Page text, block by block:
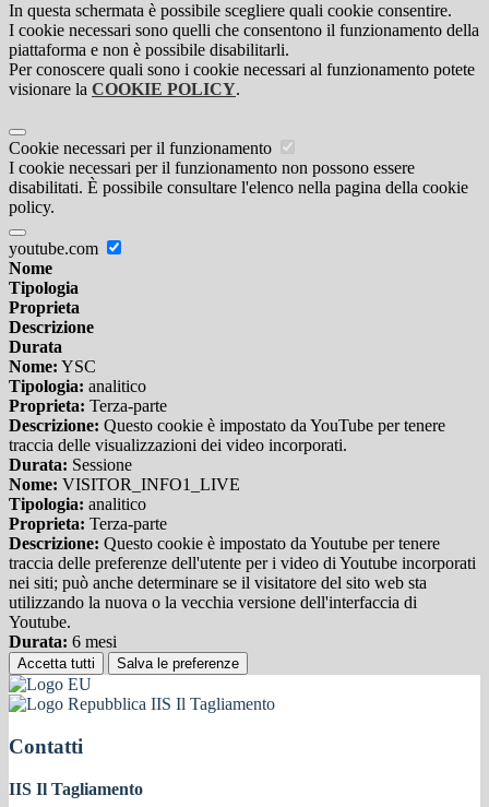
In questa schermata è possibile scegliere quali cookie consentire.
I cookie necessari sono quelli che consentono il funzionamento della
piattaforma e non è possibile disabilitarli.
Per conoscere quali sono i cookie necessari al funzionamento potete
visionare la COOKIE POLICY.
Cookie necessari per il funzionamento
I cookie necessari per il funzionamento non possono essere
disabilitati. È possibile consultare l'elenco nella pagina della cookie
policy.
youtube.com
Nome
Tipologia
Proprieta
Descrizione
Durata
Nome: YSC
Tipologia: analitico
Proprieta: Terza-parte
Descrizione: Questo cookie è impostato da YouTube per tenere
traccia delle visualizzazioni dei video incorporati.
Durata: Sessione
Nome: VISITOR_INFO1_LIVE
Tipologia: analitico
Proprieta: Terza-parte
Descrizione: Questo cookie è impostato da Youtube per tenere
traccia delle preferenze dell'utente per i video di Youtube incorporati
nei siti; può anche determinare se il visitatore del sito web sta
utilizzando la nuova o la vecchia versione dell'interfaccia di
Youtube.
Durata: 6 mesi
Accetta tutti Salva le preferenze
IIS Il Tagliamento
Contatti
IIS Il Tagliamento